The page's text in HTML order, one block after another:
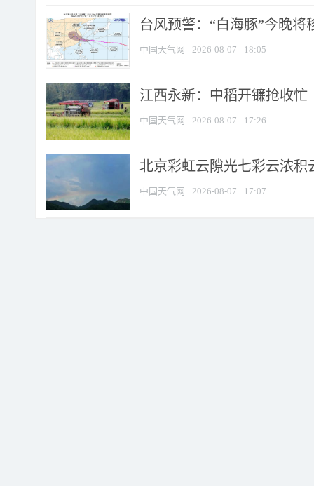
台风预警：“白海豚”今晚将
中国天气网 2026-08-07 18:05
江西永新：中稻开镰抢收忙
中国天气网 2026-08-07 17:26
北京彩虹云隙光七彩云浓积
中国天气网 2026-08-07 17:07